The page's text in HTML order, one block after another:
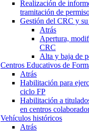
Realización de
tramitación de
Gestión del CRC y su
Atrás
Apertura,
CRC
Alta y baja de
Centros Educativos de
Atrás
Habilitación para
ciclo FP
Habilitación a
en centros
Vehículos históricos
Atrás